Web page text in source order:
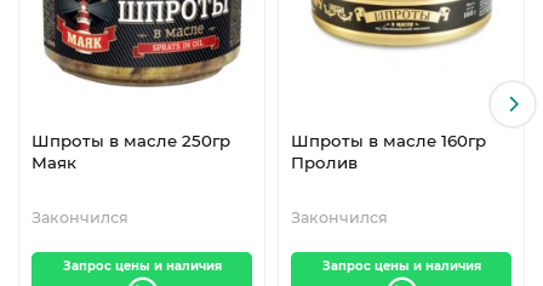
Шпроты в масле 250гр
Маяк
Закончился
Запрос цены и наличия
Шпроты в масле 160гр
Пролив
Закончился
Запрос цены и наличия